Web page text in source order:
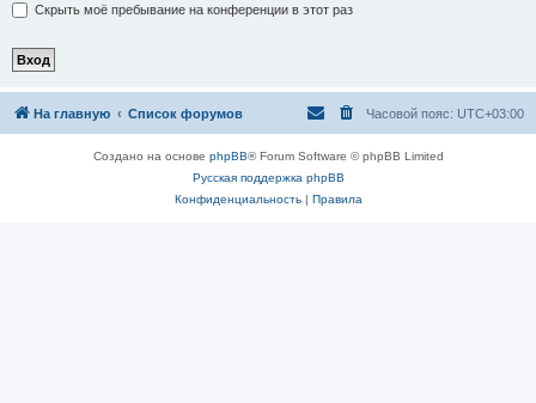
Скрыть моё пребывание на конференции в этот раз
На главную Список форумов Часовой пояс: UTC+03:00
Создано на основе phpBB® Forum Software © phpBB Limited
Русская поддержка phpBB
Конфиденциальность| Правила